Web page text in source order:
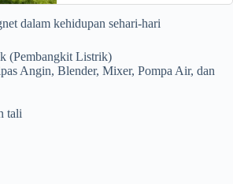
dalam kehidupan sehari-hari
(Pembangkit Listrik)
Angin, Blender, Mixer, Pompa Air, dan
tali